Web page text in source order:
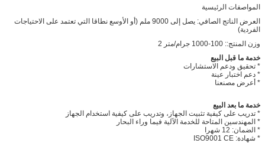
المواصفات الرئيسية
العرض الناتج الصافي: يصل إلى 9000 ملم (أو الأوسع نطاقا التي تعتمد على الاحتياجات
الفردية)
وزن المنتج:: 100-1000 جرام/متر 2
خدمة ما قبل البيع
* تحقيق ودعم الاستشارات
* دعم اختبار عينة
* أعرض مصنعنا
خدمة ما بعد البيع
* تدريب على كيفية تثبيت الجهاز، وتدريب على كيفية استخدام الجهاز
* المهندسين المتاحة للخدمة الآلية فيما وراء البحار
* الضمان: 12 شهرا
* شهادة: ISO9001 CE